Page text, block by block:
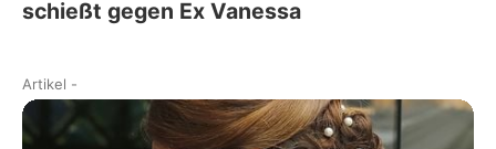
schießt gegen Ex Vanessa
Artikel -